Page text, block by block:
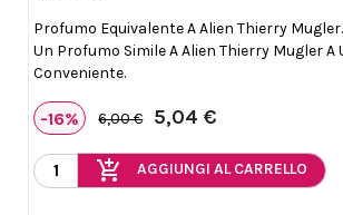
Profumo Equivalente A Alien Thierry
Un Profumo Simile A Alien Thierry Mugler A
Conveniente.
-16% 6,00 € 5,04 €
add_shopping_cart AGGIUNGI AL CARRELLO